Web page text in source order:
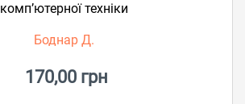
комп’ютерної техніки
Боднар Д.
170,00 грн